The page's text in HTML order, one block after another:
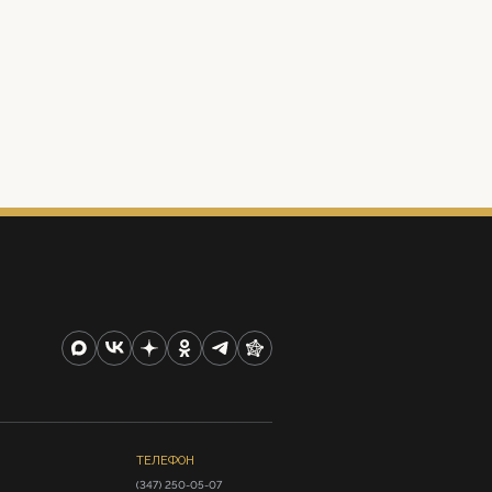
ТЕЛЕФОН
(347) 250-05-07